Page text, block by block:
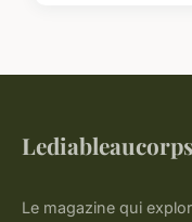
Lediableaucorps
Le magazine qui